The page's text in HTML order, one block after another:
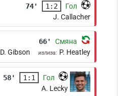
74' 1:2
Гол
J. Callacher
66' Смяна
D. Gibson излиза: P. Heatley
58' 1:1
Гол
A. Lecky